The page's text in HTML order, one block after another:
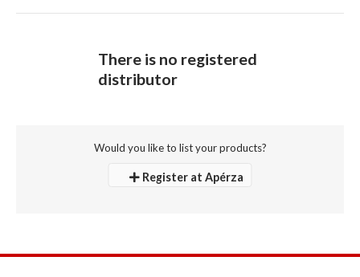
There is no registered
distributor
Would you like to list your products?
Register at Apérza